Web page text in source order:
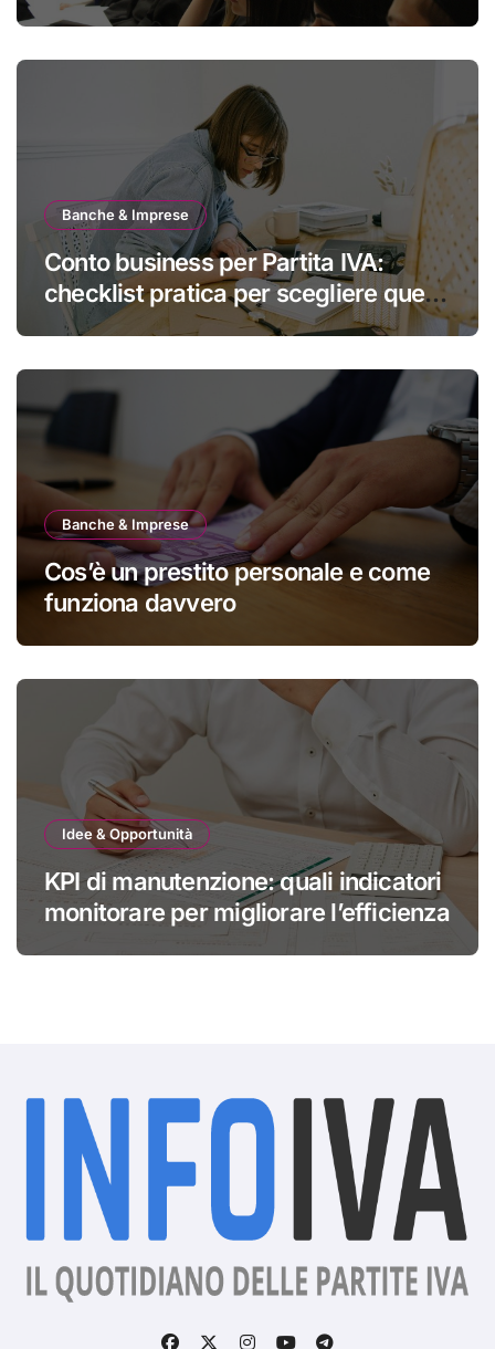
Banche & Imprese
Conto business per Partita IVA:
checklist pratica per scegliere quello
giusto
Banche & Imprese
Cos’è un prestito personale e come
funziona davvero
Idee & Opportunità
KPI di manutenzione: quali indicatori
monitorare per migliorare l’efficienza